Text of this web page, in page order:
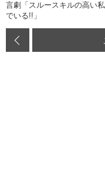
言劇「スルースキルの高い
でいる!!」